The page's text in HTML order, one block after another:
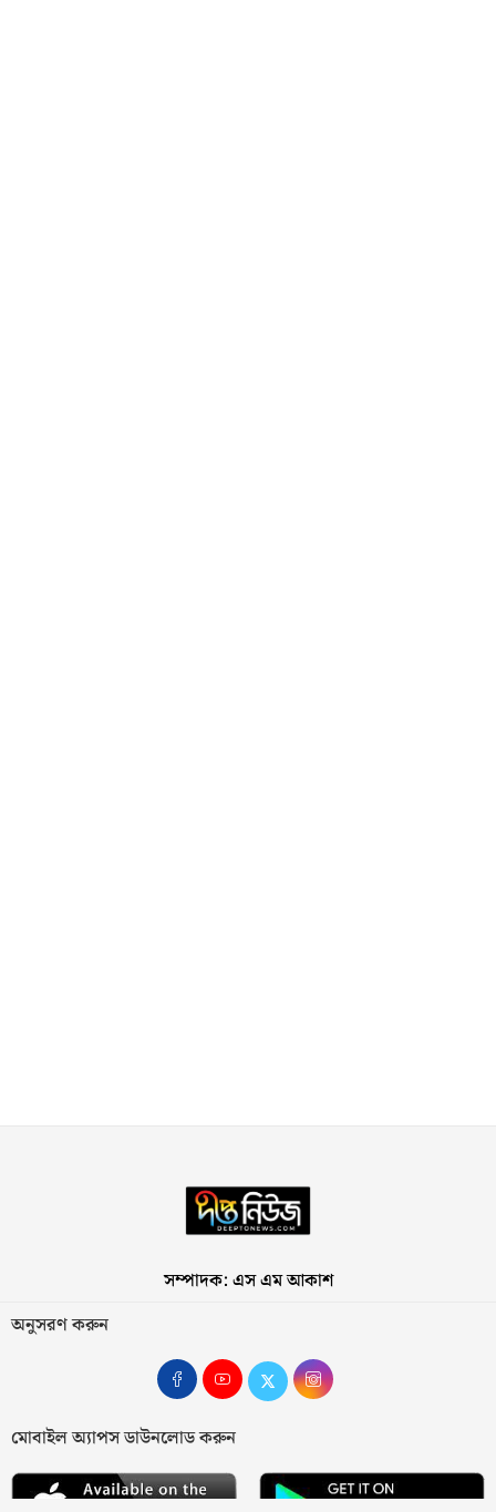
সম্পাদক: এস এম আকাশ
অনুসরণ করুন
মোবাইল অ্যাপস ডাউনলোড করুন